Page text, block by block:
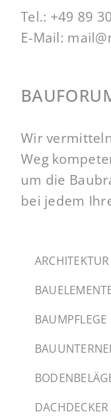
Tel.: +49 89
E-Mail:
Wir
Weg
um die
bei jedem
DACHDECKER